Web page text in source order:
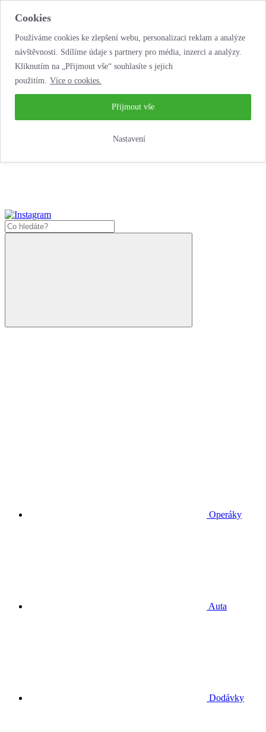
Cookies
Používáme cookies ke zlepšení webu, personalizaci reklam a analýze
návštěvnosti. Sdílíme údaje s partnery pro média, inzerci a analýzy.
Kliknutím na „Přijmout vše“ souhlasíte s jejich
použitím. Více o cookies.
Nastavení
Přijmout vše
...neobyčejná jízda životem!
Operáky
Auta
Dodávky